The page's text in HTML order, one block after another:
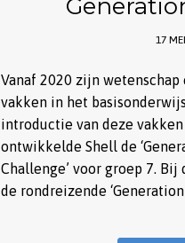
17
Vanaf 2020 zijn
vakken in het
introductie van deze
ontwikkelde Shell de
Challenge’ voor groep 7.
de rondreizende